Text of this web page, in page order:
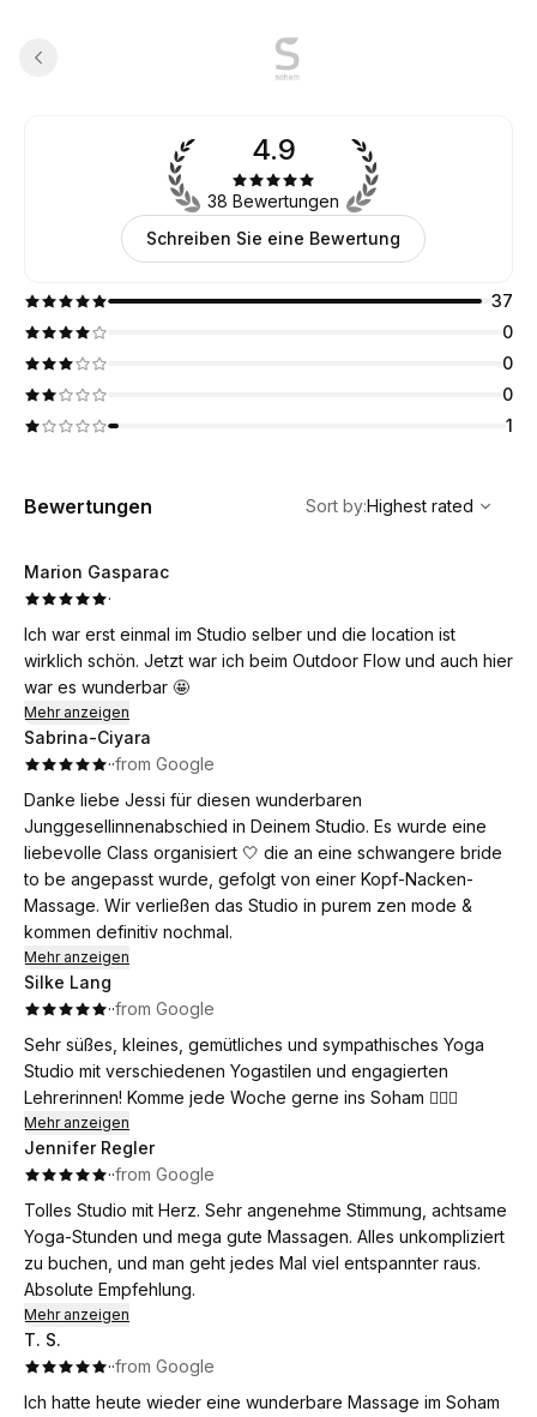
4.9
38 Bewertungen
Schreiben Sie eine Bewertung
37
0
0
0
1
Bewertungen
Highest rated
Sort by:Highest rated
Marion Gasparac
·
Ich war erst einmal im Studio selber und die location ist
wirklich schön. Jetzt war ich beim Outdoor Flow und auch hier
war es wunderbar 🤩
Mehr anzeigen
Sabrina-Ciyara
··from Google
Danke liebe Jessi für diesen wunderbaren
Junggesellinnenabschied in Deinem Studio. Es wurde eine
liebevolle Class organisiert 🤍 die an eine schwangere bride
to be angepasst wurde, gefolgt von einer Kopf-Nacken-
Massage. Wir verließen das Studio in purem zen mode &
kommen definitiv nochmal.
Mehr anzeigen
Silke Lang
··from Google
Sehr süßes, kleines, gemütliches und sympathisches Yoga
Studio mit verschiedenen Yogastilen und engagierten
Lehrerinnen! Komme jede Woche gerne ins Soham 🧘🏻‍♀️
Mehr anzeigen
Jennifer Regler
··from Google
Tolles Studio mit Herz. Sehr angenehme Stimmung, achtsame
Yoga-Stunden und mega gute Massagen. Alles unkompliziert
zu buchen, und man geht jedes Mal viel entspannter raus.
Absolute Empfehlung.
Mehr anzeigen
T. S.
··from Google
Ich hatte heute wieder eine wunderbare Massage im Soham